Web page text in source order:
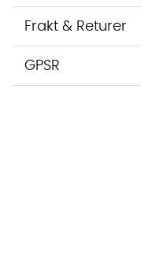
Frakt & Returer
GPSR